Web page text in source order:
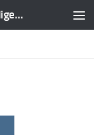
Communication, Transitions et Intelligence Territoriale